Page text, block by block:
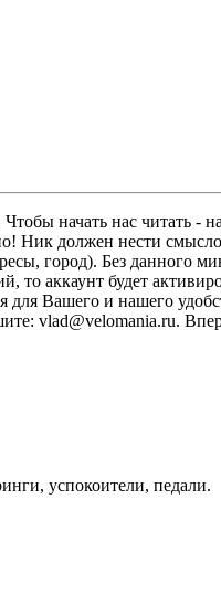
начать нас читать -
Ник должен нести
город). Без данного
то аккаунт будет
для Вашего и нашего
vlad@velomania.ru.
успокоители, педали.